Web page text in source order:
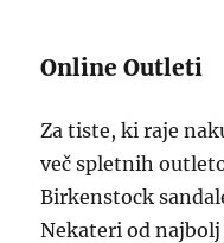
Online Outleti
Za tiste, ki raje
več spletnih
Birkenstock
Nekateri od